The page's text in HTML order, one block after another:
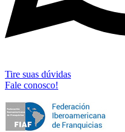
Tire suas dúvidas
Fale conosco!